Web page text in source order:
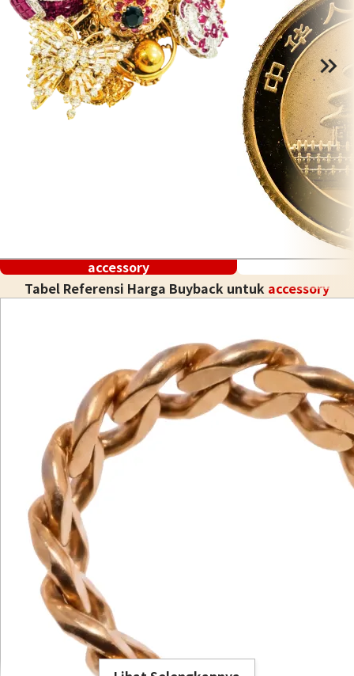
accessory
Tabel Referensi Harga Buyback untuk accessory